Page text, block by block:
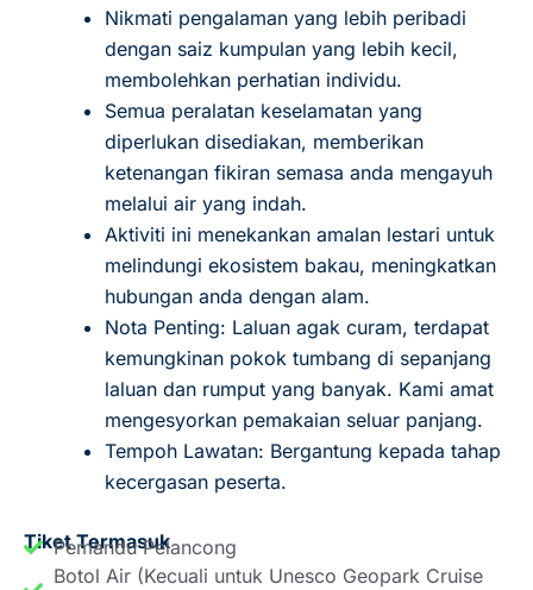
Nikmati pengalaman yang lebih peribadi
dengan saiz kumpulan yang lebih kecil,
membolehkan perhatian individu.
Semua peralatan keselamatan yang
diperlukan disediakan, memberikan
ketenangan fikiran semasa anda mengayuh
melalui air yang indah.
Aktiviti ini menekankan amalan lestari untuk
melindungi ekosistem bakau, meningkatkan
hubungan anda dengan alam.
Nota Penting: Laluan agak curam, terdapat
kemungkinan pokok tumbang di sepanjang
laluan dan rumput yang banyak. Kami amat
mengesyorkan pemakaian seluar panjang.
Tempoh Lawatan: Bergantung kepada tahap
kecergasan peserta.
Tiket Termasuk
Pemandu Pelancong
Botol Air (Kecuali untuk Unesco Geopark Cruise